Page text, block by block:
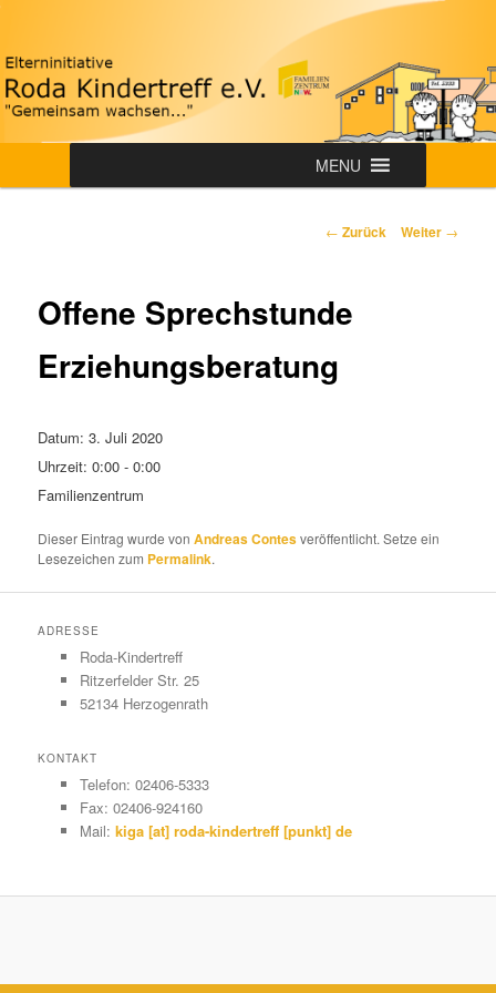
Zum
wechseln
Roda-Kindertreff e.V.
MENU
Beitrags-
← Zurück Weiter →
Offene Sprechstunde
Erziehungsberatung
Datum:3. Juli 2020
Uhrzeit:0:00 - 0:00
Familienzentrum
Dieser Eintrag wurde vonAndreas Contesveröffentlicht. Setze ein
Lesezeichen zum Permalink.
ADRESSE
Roda-Kindertreff
Ritzerfelder Str. 25
52134 Herzogenrath
KONTAKT
Telefon: 02406-5333
Fax: 02406-924160
Mail: kiga [at] roda-kindertreff [punkt] de